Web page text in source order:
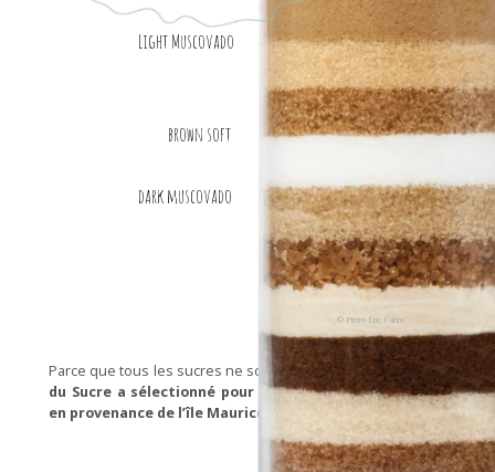
Parce que tous les sucres ne sont pas identiques, la Route
du Sucre a sélectionné pour vous ces sucres de canne
en provenance de l’île Maurice.
Light Muscovado
brown soft
dark muscovado
© Pierre-Éric Fabre